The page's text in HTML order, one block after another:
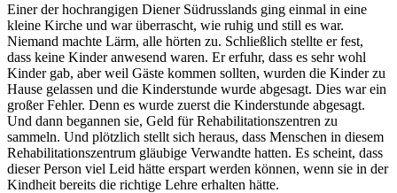
Einer der hochrangigen Diener Südrusslands ging einmal in eine
kleine Kirche und war überrascht, wie ruhig und still es war.
Niemand machte Lärm, alle hörten zu. Schließlich stellte er fest,
dass keine Kinder anwesend waren. Er erfuhr, dass es sehr wohl
Kinder gab, aber weil Gäste kommen sollten, wurden die Kinder zu
Hause gelassen und die Kinderstunde wurde abgesagt. Dies war ein
großer Fehler. Denn es wurde zuerst die Kinderstunde abgesagt.
Und dann begannen sie, Geld für Rehabilitationszentren zu
sammeln. Und plötzlich stellt sich heraus, dass Menschen in diesem
Rehabilitationszentrum gläubige Verwandte hatten. Es scheint, dass
dieser Person viel Leid hätte erspart werden können, wenn sie in der
Kindheit bereits die richtige Lehre erhalten hätte.